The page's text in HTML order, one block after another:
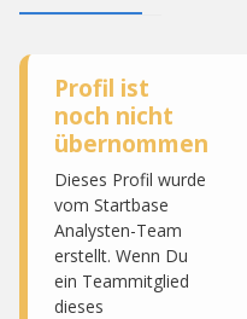
Profil ist
noch nicht
übernommen
Dieses Profil wurde
vom Startbase
Analysten-Team
erstellt. Wenn Du
ein Teammitglied
dieses